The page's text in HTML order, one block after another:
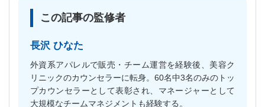
この記事の監修者
長沢 ひなた
外資系アパレルで販売・チーム運営を経験後、美容ク
リニックのカウンセラーに転身。60名中3名のみのトッ
プカウンセラーとして表彰され、マネージャーとして
大規模なチームマネジメントも経験する。